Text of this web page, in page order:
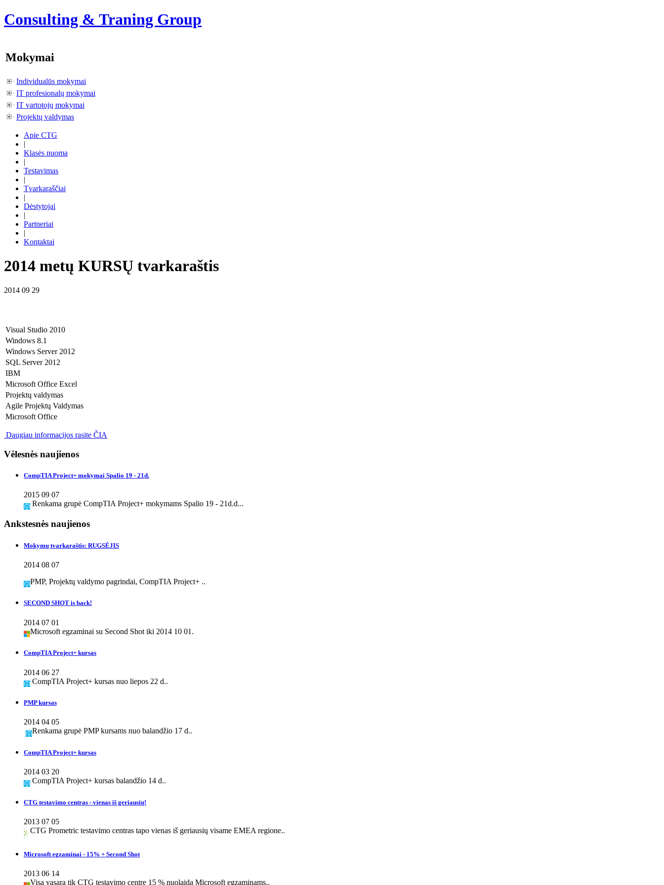
Consulting & Traning Group
Mokymai
Individualūs mokymai
IT profesionalų mokymai
IT vartotojų mokymai
Projektų valdymas
Apie CTG
|
Klasės nuoma
|
Testavimas
|
Tvarkaraščiai
|
Dėstytojai
|
Partneriai
|
Kontaktai
2014 metų KURSŲ tvarkaraštis
2014 09 29
Visual Studio 2010
Windows 8.1
Windows Server 2012
SQL Server 2012
IBM
Microsoft Office Excel
Projektų valdymas
Agile Projektų Valdymas
Microsoft Office
Daugiau informacijos rasite ČIA
Vėlesnės naujienos
CompTIA Project+ mokymai Spalio 19 - 21d.
2015 09 07
Renkama grupė CompTIA Project+ mokymams Spalio 19 - 21d.d...
Ankstesnės naujienos
Mokymų tvarkaraštis: RUGSĖJIS
2014 08 07
PMP, Projektų valdymo pagrindai, CompTIA Project+ ..
SECOND SHOT is back!
2014 07 01
Microsoft egzaminai su Second Shot iki 2014 10 01.
CompTIA Project+ kursas
2014 06 27
CompTIA Project+ kursas nuo liepos 22 d..
PMP kursas
2014 04 05
Renkama grupė PMP kursams nuo balandžio 17 d..
CompTIA Project+ kursas
2014 03 20
CompTIA Project+ kursas balandžio 14 d..
CTG testavimo centras - vienas iš geriausių!
2013 07 05
CTG Prometric testavimo centras tapo vienas iš geriausių visame EMEA regione..
Microsoft egzaminai - 15% + Second Shot
2013 06 14
Visą vasarą tik CTG testavimo centre 15 % nuolaida Microsoft egzaminams..